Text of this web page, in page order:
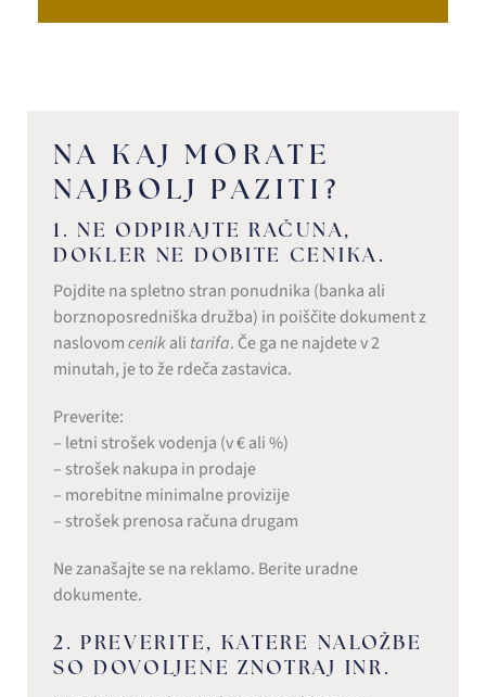
NA KAJ MORATE
NAJBOLJ PAZITI?
1. NE ODPIRAJTE RAČUNA,
DOKLER NE DOBITE CENIKA.
Pojdite na spletno stran ponudnika (banka ali
borznoposredniška družba) in poiščite dokument z
naslovomcenikali tarifa. Če ga ne najdete v 2
minutah, je to že rdeča zastavica.
Preverite:
– letni strošek vodenja (v € ali %)
– strošek nakupa in prodaje
– morebitne minimalne provizije
– strošek prenosa računa drugam
Ne zanašajte se na reklamo. Berite uradne
dokumente.
2. PREVERITE, KATERE NALOŽBE
SO DOVOLJENE ZNOTRAJ INR.